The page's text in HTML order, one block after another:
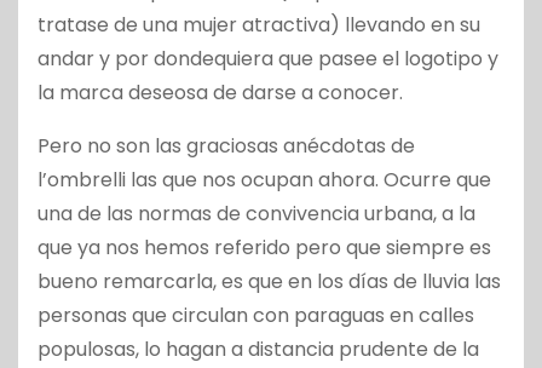
tratase de una mujer atractiva) llevando en su
andar y por dondequiera que pasee el logotipo y
la marca deseosa de darse a conocer.
Pero no son las graciosas anécdotas de
l’ombrelli las que nos ocupan ahora. Ocurre que
una de las normas de convivencia urbana, a la
que ya nos hemos referido pero que siempre es
bueno remarcarla, es que en los días de lluvia las
personas que circulan con paraguas en calles
populosas, lo hagan a distancia prudente de la